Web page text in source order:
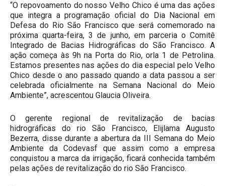
“O repovoamento do nosso Velho Chico é uma das ações
que integra a programação oficial do Dia Nacional em
Defesa do Rio São Francisco que será comemorado na
próxima quarta-feira, 3 de junho, em parceria o Comitê
Integrado de Bacias Hidrográficas do São Francisco. A
ação começa às 9h na Porta do Rio, orla 1 de Petrolina.
Estamos presentes nas ações do dia especial pelo Velho
Chico desde o ano passado quando a data passou a ser
celebrada oficialmente na Semana Nacional do Meio
Ambiente”, acrescentou Glaucia Oliveira.
O gerente regional de revitalização de bacias
hidrográficas do rio São Francisco, Elijlama Augusto
Bezerra, disse durante a abertura da III Semana do Meio
Ambiente da Codevasf que assim como a empresa
conquistou a marca da irrigação, ficará conhecida também
pelas ações de revitalização do rio São Francisco.